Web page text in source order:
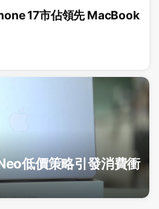
17市佔領先 MacBook
低價策略引發消費衝